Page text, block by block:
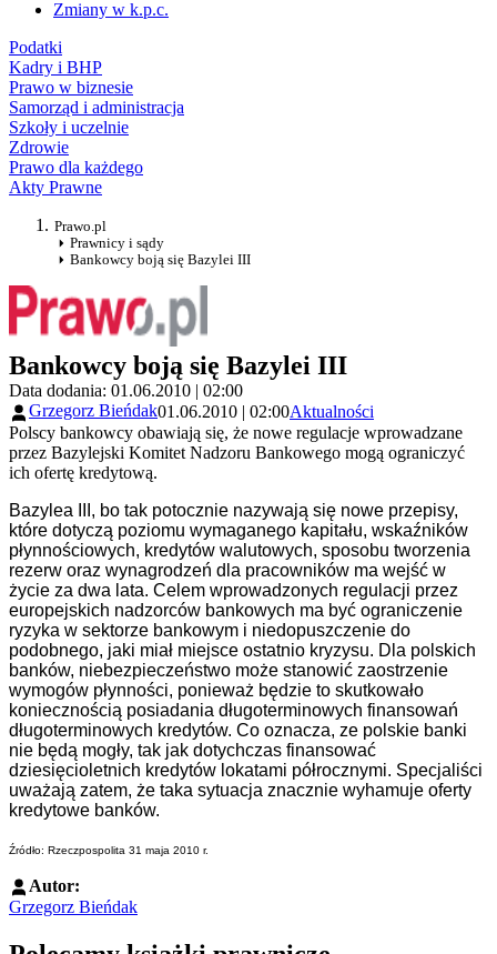
Zmiany w k.p.c.
Podatki
Kadry i BHP
Prawo w biznesie
Samorząd i administracja
Szkoły i uczelnie
Zdrowie
Prawo dla każdego
Akty Prawne
Prawo.pl
Prawnicy i sądy
Bankowcy boją się Bazylei III
Bankowcy boją się Bazylei III
Data dodania: 01.06.2010 | 02:00
Grzegorz Bieńdak01.06.2010 | 02:00Aktualności
Polscy bankowcy obawiają się, że nowe regulacje wprowadzane
przez Bazylejski Komitet Nadzoru Bankowego mogą ograniczyć
ich ofertę kredytową.
Bazylea III, bo tak potocznie nazywają się nowe przepisy,
które dotyczą poziomu wymaganego kapitału, wskaźników
płynnościowych, kredytów walutowych, sposobu tworzenia
rezerw oraz wynagrodzeń dla pracowników ma wejść w
życie za dwa lata. Celem wprowadzonych regulacji przez
europejskich nadzorców bankowych ma być ograniczenie
ryzyka w sektorze bankowym i niedopuszczenie do
podobnego, jaki miał miejsce ostatnio kryzysu. Dla polskich
banków, niebezpieczeństwo może stanowić zaostrzenie
wymogów płynności, ponieważ będzie to skutkowało
koniecznością posiadania długoterminowych finansowań
długoterminowych kredytów. Co oznacza, ze polskie banki
nie będą mogły, tak jak dotychczas finansować
dziesięcioletnich kredytów lokatami półrocznymi. Specjaliści
uważają zatem, że taka sytuacja znacznie wyhamuje oferty
kredytowe banków.
Źródło: Rzeczpospolita 31 maja 2010 r.
Autor:
Grzegorz Bieńdak